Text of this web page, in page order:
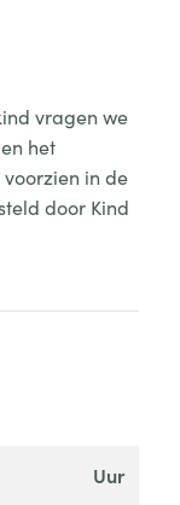
vragen we
het
in de
door Kind
uur